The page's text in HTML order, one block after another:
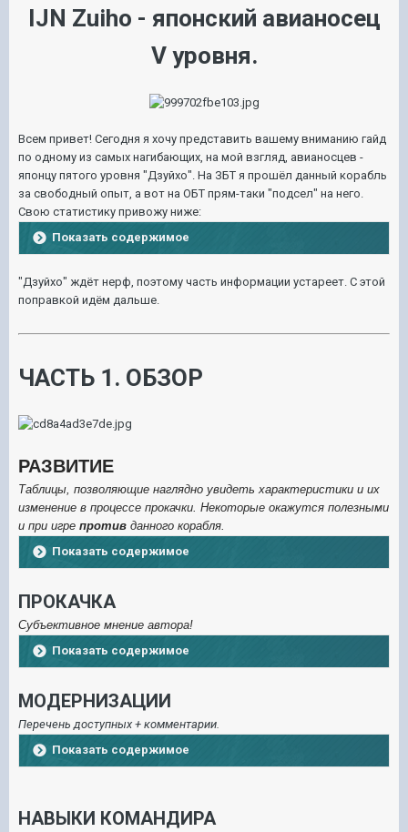
IJN Zuiho - японский авианосец
V уровня.
Всем привет! Сегодня я хочу представить вашему вниманию гайд
по одному из самых нагибающих, на мой взгляд, авианосцев -
японцу пятого уровня "Дзуйхо". На ЗБТ я прошёл данный корабль
за свободный опыт, а вот на ОБТ прям-таки "подсел" на него.
Свою статистику привожу ниже:
Показать содержимое
"Дзуйхо" ждёт нерф, поэтому часть информации устареет. С этой
поправкой идём дальше.
ЧАСТЬ 1. ОБЗОР
РАЗВИТИЕ
Таблицы, позволяющие наглядно увидеть характеристики и их
изменение в процессе прокачки. Некоторые окажутся полезными
и при игре против данного корабля.
Показать содержимое
ПРОКАЧКА
Субъективное мнение автора!
Показать содержимое
МОДЕРНИЗАЦИИ
Перечень доступных + комментарии.
Показать содержимое
НАВЫКИ КОМАНДИРА